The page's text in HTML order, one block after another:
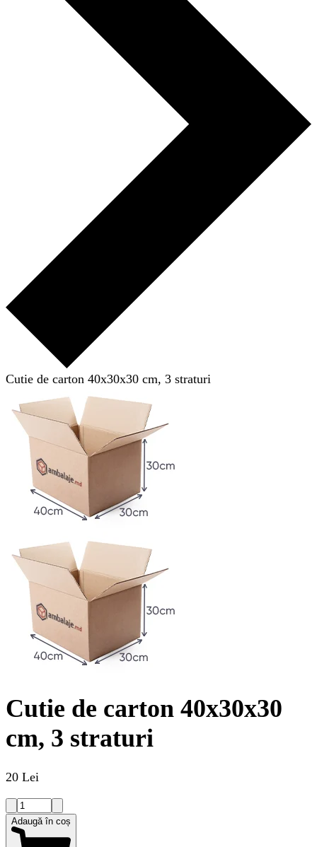
Cutie de carton 40x30x30 cm, 3 straturi
Cutie de carton 40x30x30
cm, 3 straturi
20 Lei
Adaugă în coș